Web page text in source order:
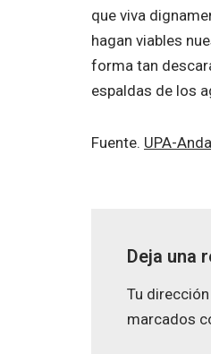
que viva
hagan viables
forma tan
espaldas de los
Fuente. UPA-
Deja una
Tu
marcados